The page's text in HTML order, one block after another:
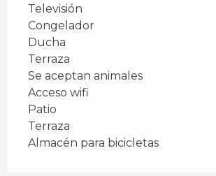
Televisión
Congelador
Ducha
Terraza
Se aceptan animales
Acceso wifi
Patio
Terraza
Almacén para bicicletas